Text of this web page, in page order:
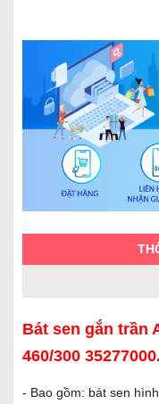
Bát sen gắn trần
460/300 35277000.
- Bao gồm: bát sen